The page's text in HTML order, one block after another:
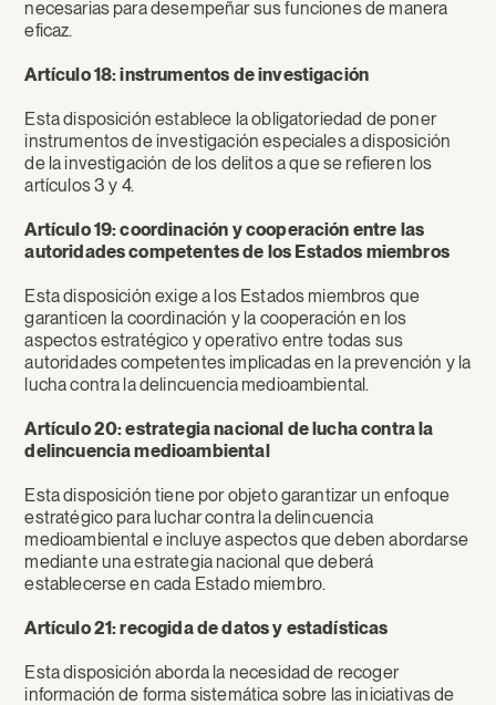
necesarias para desempeñar sus funciones de manera
eficaz.
Artículo 18: instrumentos de investigación
Esta disposición establece la obligatoriedad de poner
instrumentos de investigación especiales a disposición
de la investigación de los delitos a que se refieren los
artículos 3 y 4.
Artículo 19: coordinación y cooperación entre las
autoridades competentes de los Estados miembros
Esta disposición exige a los Estados miembros que
garanticen la coordinación y la cooperación en los
aspectos estratégico y operativo entre todas sus
autoridades competentes implicadas en la prevención y la
lucha contra la delincuencia medioambiental.
Artículo 20: estrategia nacional de lucha contra la
delincuencia medioambiental
Esta disposición tiene por objeto garantizar un enfoque
estratégico para luchar contra la delincuencia
medioambiental e incluye aspectos que deben abordarse
mediante una estrategia nacional que deberá
establecerse en cada Estado miembro.
Artículo 21: recogida de datos y estadísticas
Esta disposición aborda la necesidad de recoger
información de forma sistemática sobre las iniciativas de